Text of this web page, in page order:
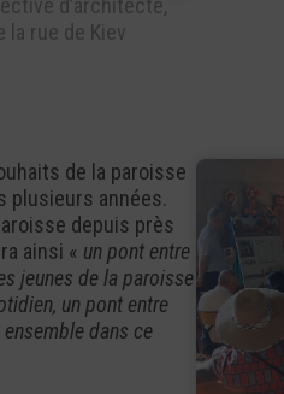
d’architecte,
la rue de Kiev
de la paroisse
plusieurs années.
depuis près
ainsi « un pont entre
jeunes de la paroisse
un pont entre
dans ce